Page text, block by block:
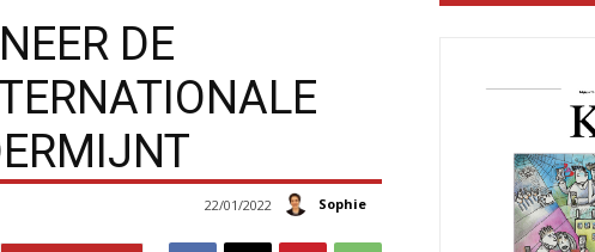
DE
Sophie
22/01/2022